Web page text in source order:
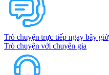
Trò chuyện trực tiếp ngay bây giờ
Trò chuyện với chuyên gia